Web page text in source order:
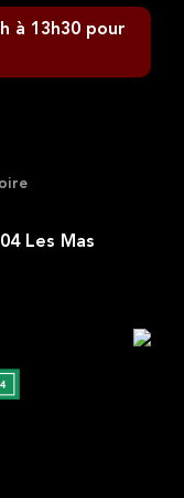
à 13h30 pour
Les Mas